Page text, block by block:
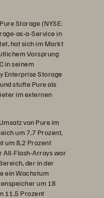
Storage (NYSE:
as-a-Service in
hat sich im Markt
Vorsprung
in seinem
Enterprise Storage
stufte Pure als
im externen
von Pure im
um 7,7 Prozent,
um 8,2 Prozent
All-Flash-Arrays war
der in der
ein Wachstum
um 18
11,5 Prozent